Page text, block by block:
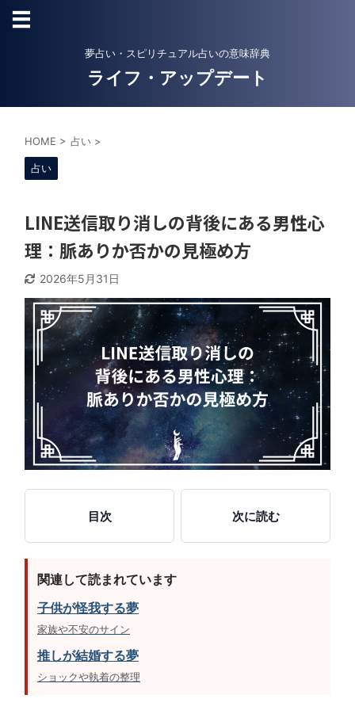
夢占い・スピリチュアル占いの意味辞典
ライフ・アップデート
HOME > 占い >
占い
LINE送信取り消しの背後にある男性心
理：脈ありか否かの見極め方
2026年5月31日
目次 次に読む
関連して読まれています
子供が怪我する夢
家族や不安のサイン
推しが結婚する夢
ショックや執着の整理